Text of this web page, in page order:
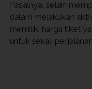
Pasalnya, selain
dalam melakukan
memiliki harga tiket
untuk sekali